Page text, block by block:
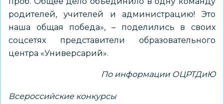
родителей, учителей и администрацию! Это
наша общая победа», – поделились в своих
соцсетях представители образовательного
центра «Универсарий».
По информации ОЦРТДиЮ
Всероссийские конкурсы